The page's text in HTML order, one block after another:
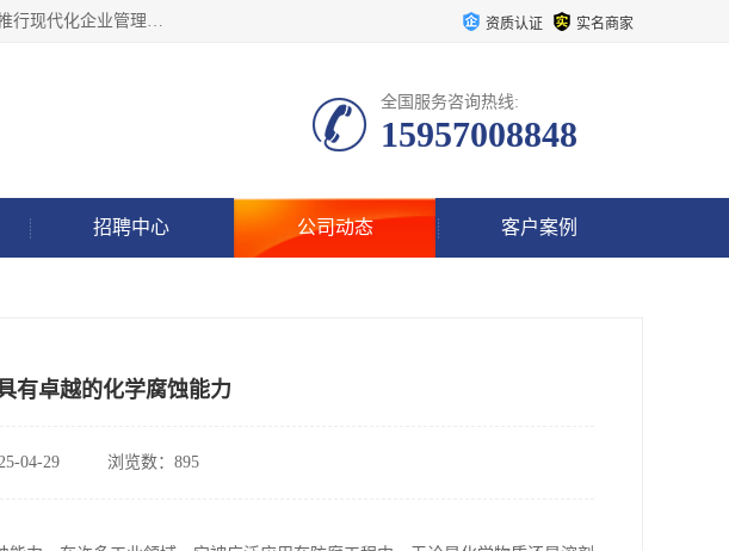
金华氟茂化工科技有限公司，位于浙江省的活力城市金华，公司集化工产品的技术研发、销售于一身，公司推行现代化企业管理理念，公司成立以来吸引了一批技术、业务、能力良好的科技人才，为多种产品的推广流通搭建良好的服务平台。我公司主要经营产品包括：PTFE微粉、FEP微粉、ECTFE、PES微粉等，这些产品由于具有、耐腐蚀、耐高温等性能而广泛应用于许多领域。 资质认证 实名商家
全国服务咨询热线:
15957008848
招聘中心 公司动态 客户案例
有卓越的化学腐蚀能力
04-29 浏览数：895